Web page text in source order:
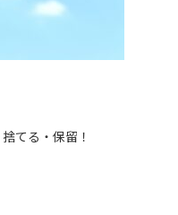
てる・保留！